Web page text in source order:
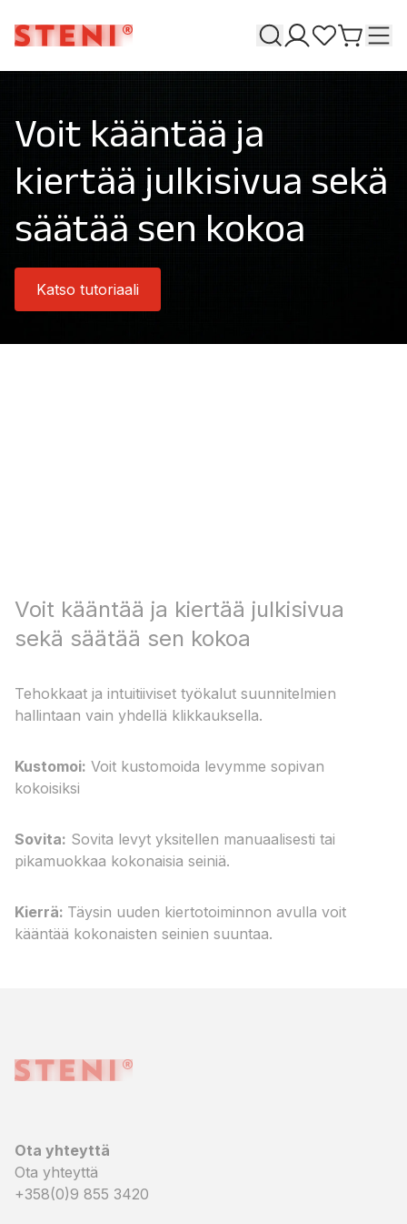
Haku
Omat sivuni
Suosikkeja
Siirry
Voit kääntää ja
kiertää julkisivua sekä
säätää sen kokoa
Katso tutoriaali
Voit kääntää ja kiertää julkisivua
sekä säätää sen kokoa
Tehokkaat ja intuitiiviset työkalut suunnitelmien
hallintaan vain yhdellä klikkauksella.
Kustomoi: Voit kustomoida levymme sopivan
kokoisiksi
Sovita: Sovita levyt yksitellen manuaalisesti tai
pikamuokkaa kokonaisia seiniä.
Kierrä: Täysin uuden kiertotoiminnon avulla voit
kääntää kokonaisten seinien suuntaa.
Ota yhteyttä
Ota yhteyttä
+358(0)9 855 3420